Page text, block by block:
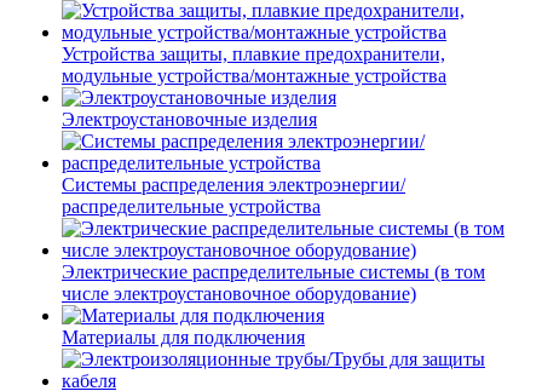
Устройства защиты, плавкие предохранители,
модульные устройства/монтажные устройства
Электроустановочные изделия
Системы распределения электроэнергии/
распределительные устройства
Электрические распределительные системы (в том
числе электроустановочное оборудование)
Материалы для подключения